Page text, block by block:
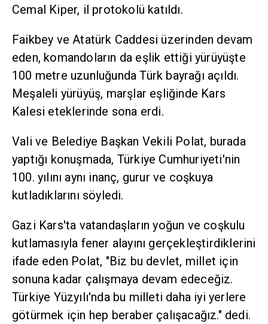
Cemal Kiper, il protokolü katıldı.
Faikbey ve Atatürk Caddesi üzerinden devam
eden, komandoların da eşlik ettiği yürüyüşte
100 metre uzunluğunda Türk bayrağı açıldı.
Meşaleli yürüyüş, marşlar eşliğinde Kars
Kalesi eteklerinde sona erdi.
Vali ve Belediye Başkan Vekili Polat, burada
yaptığı konuşmada, Türkiye Cumhuriyeti'nin
100. yılını aynı inanç, gurur ve coşkuya
kutladıklarını söyledi.
Gazi Kars'ta vatandaşların yoğun ve coşkulu
kutlamasıyla fener alayını gerçekleştirdiklerini
ifade eden Polat, "Biz bu devlet, millet için
sonuna kadar çalışmaya devam edeceğiz.
Türkiye Yüzyılı'nda bu milleti daha iyi yerlere
götürmek için hep beraber çalışacağız." dedi.